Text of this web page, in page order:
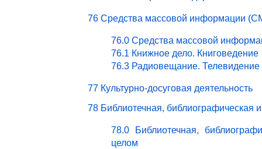
76 Средства массовой информации
76.0 Средства массовой
76.1 Книжное дело. Книговедение
76.3 Радиовещание. Телевидение
77 Культурно-досуговая деятельность
78 Библиотечная, библиографическая
78.0 Библиотечная,
целом